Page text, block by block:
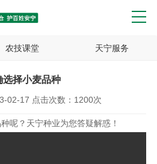
农技课堂 天宁服务
选择小麦品种
02-17 点击次数： 1200次
呢？天宁种业为您答疑解惑！